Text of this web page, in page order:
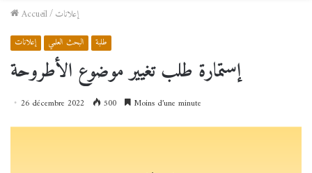
Accueil/إعلانات
إعلانات البحث العلمي طلبة
إستمارة طلب تغيير موضوع الأطروحة
26 décembre 2022 500 Moins d’une minute